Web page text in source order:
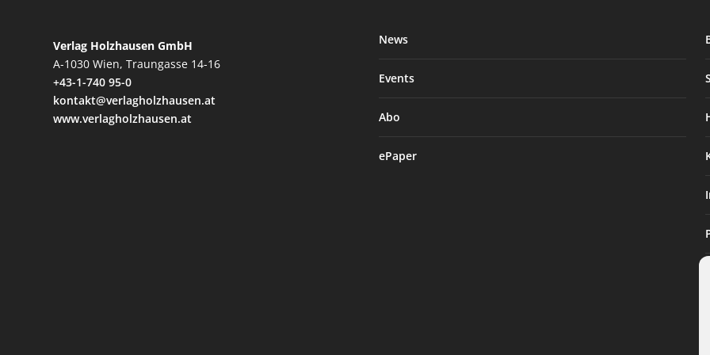
Verlag Holzhausen GmbH
A-1030 Wien, Traungasse 14-16
+43-1-740 95-0
kontakt@verlagholzhausen.at
www.verlagholzhausen.at
News
Events
Abo
ePaper